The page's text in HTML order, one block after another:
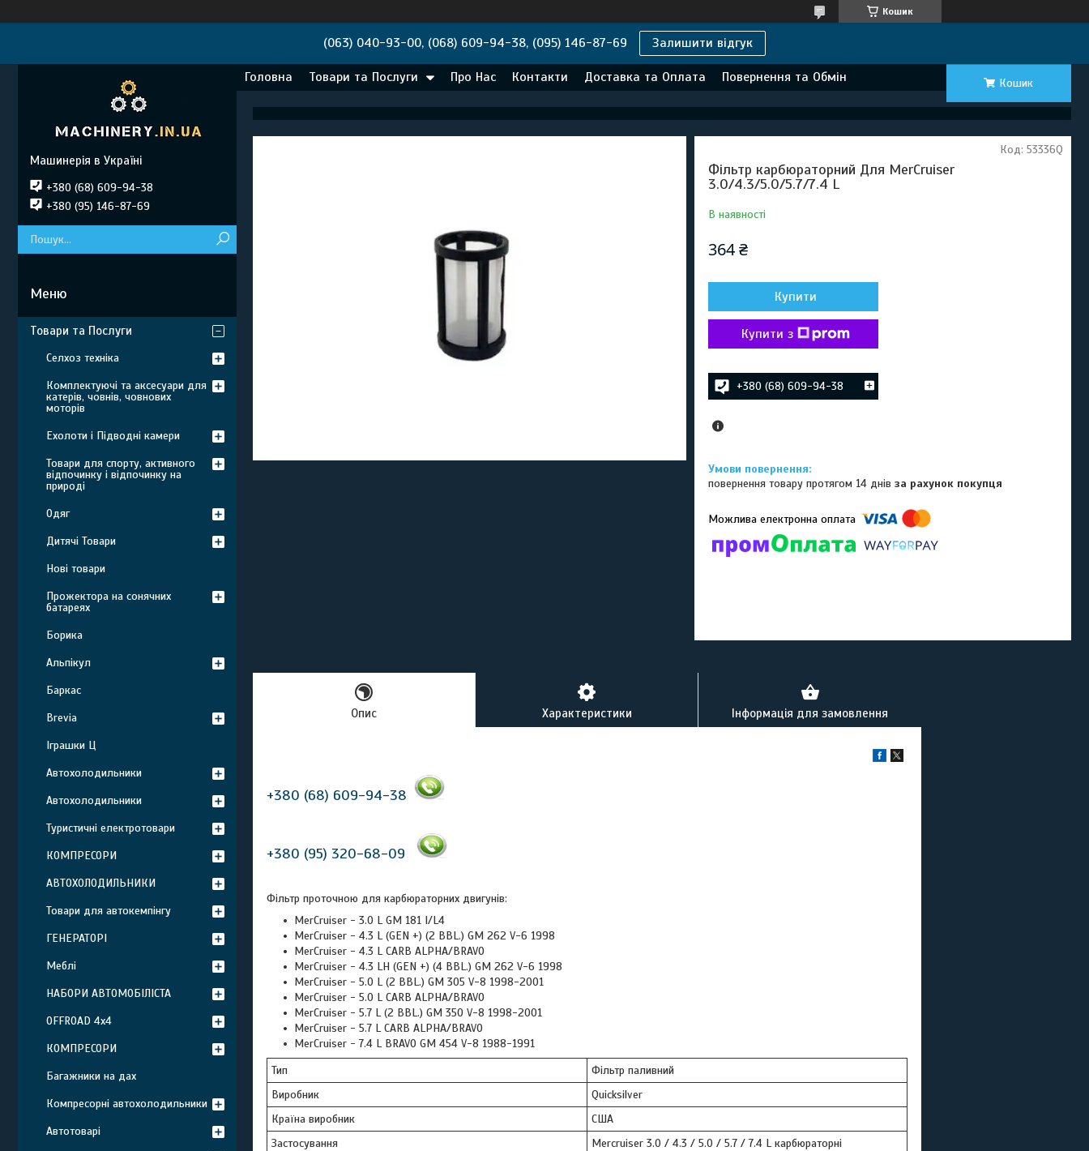
Кошик
(063) 040-93-00, (068) 609-94-38, (095) 146-87-69 Залишити відгук
Головна Товари та Послуги Про Нас Контакти Доставка та Оплата Повернення та Обмін Кошик
Фільтр карбюраторний Для MerCruiser
3.0/4.3/5.0/5.7/7.4 L
В наявності
Код: 53336Q
364 ₴
Купити
Купити з
+380 (68) 609-94-38
повернення товару протягом 14 днівза рахунок покупця
Опис Характеристики Інформація для замовлення
+380 (68) 609-94-38
+380 (95) 320-68-09
Фільтр проточною для карбюраторних двигунів:
MerCruiser - 3.0 L GM 181 I/L4
MerCruiser - 4.3 L (GEN +) (2 BBL.) GM 262 V-6 1998
MerCruiser - 4.3 L CARB ALPHA/BRAVO
MerCruiser - 4.3 LH (GEN +) (4 BBL.) GM 262 V-6 1998
MerCruiser - 5.0 L (2 BBL.) GM 305 V-8 1998-2001
MerCruiser - 5.0 L CARB ALPHA/BRAVO
MerCruiser - 5.7 L (2 BBL.) GM 350 V-8 1998-2001
MerCruiser - 5.7 L CARB ALPHA/BRAVO
MerCruiser - 7.4 L BRAVO GM 454 V-8 1988-1991
Тип
Фільтр паливний
Виробник
Quicksilver
Країна виробник
США
Застосування
Mercruiser 3.0 / 4.3 / 5.0 / 5.7 / 7.4 L карбюраторні
Машинерія в Україні
+380 (68) 609-94-38
+380 (95) 146-87-69
Товари та Послуги
Селхоз техніка
Комплектуючі та аксесуари для
катерів, човнів, човнових
моторів
Ехолоти і Підводні камери
Товари для спорту, активного
відпочинку і відпочинку на
природі
Одяг
Дитячі Товари
Нові товари
Прожектора на сонячних
батареях
Борика
Альпікул
Баркас
Brevia
Іграшки Ц
Автохолодильники
Автохолодильники
Туристичні електротовари
КОМПРЕСОРИ
АВТОХОЛОДИЛЬНИКИ
Товари для автокемпінгу
ГЕНЕРАТОРІ
Меблі
НАБОРИ АВТОМОБІЛІСТА
OFFROAD 4х4
КОМПРЕСОРИ
Багажники на дах
Компресорні автохолодильники
Автотоварі